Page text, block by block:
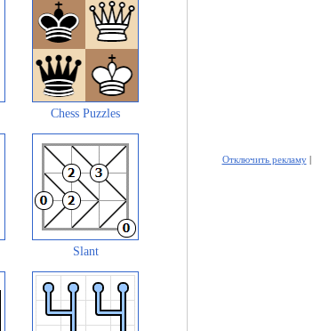
Chess Puzzles
Slant
Отключить рекламу|